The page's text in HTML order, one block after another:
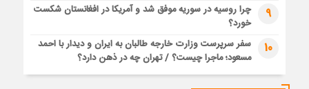
9
چرا روسیه در سوریه موفق شد و آمریکا در افغانستان شکست
خورد؟
10
سفر سرپرست وزارت خارجه طالبان به ایران و دیدار با احمد
مسعود؛ ماجرا چیست؟ / تهران چه در ذهن دارد؟